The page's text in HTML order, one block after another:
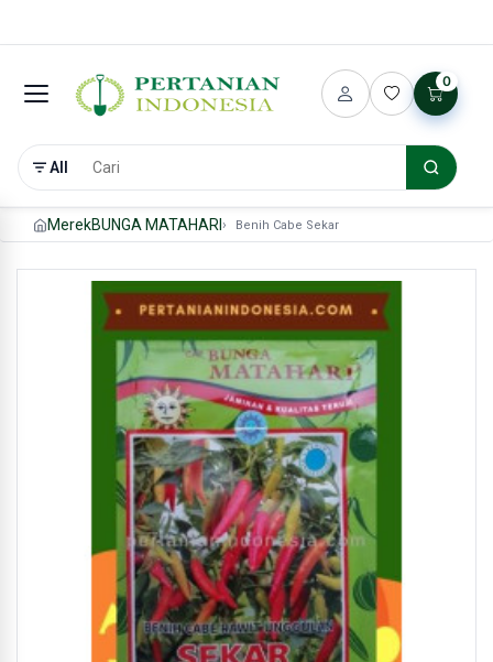
All
0
MerekBUNGA MATAHARI Benih Cabe Sekar